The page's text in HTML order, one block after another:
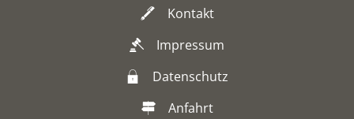
Kontakt
Impressum
Datenschutz
Anfahrt